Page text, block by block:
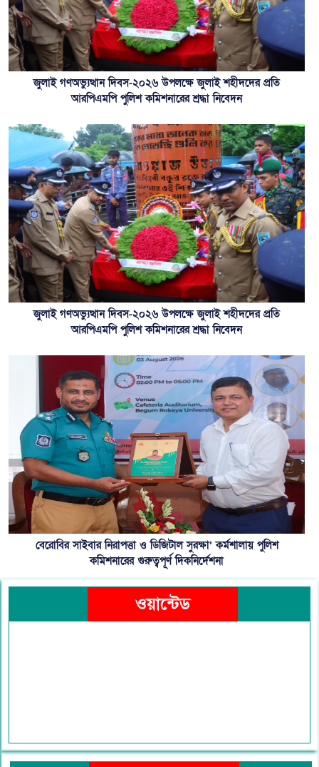
জুলাই গণঅভ্যুত্থান দিবস-২০২৬ উপলক্ষে জুলাই শহীদদের প্রতি
আরপিএমপি পুলিশ কমিশনারের শ্রদ্ধা নিবেদন
জুলাই গণঅভ্যুত্থান দিবস-২০২৬ উপলক্ষে জুলাই শহীদদের প্রতি
আরপিএমপি পুলিশ কমিশনারের শ্রদ্ধা নিবেদন
বেরোবির সাইবার নিরাপত্তা ও ডিজিটাল সুরক্ষা’ কর্মশালায় পুলিশ
কমিশনারের গুরুত্বপূর্ণ দিকনির্দেশনা
ওয়ান্টেড